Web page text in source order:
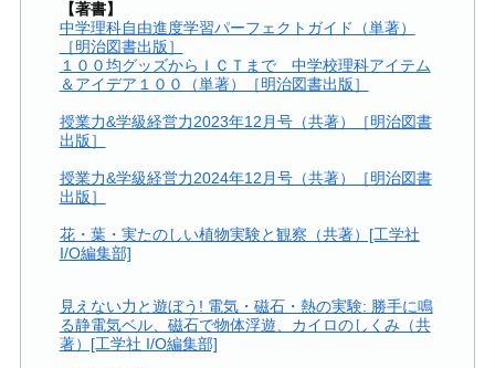
【著書】
中学理科自由進度学習パーフェクトガイド（単著）
［明治図書出版］
１００均グッズからＩＣＴまで 中学校理科アイテム
＆アイデア１００（単著）［明治図書出版］
授業力&学級経営力2023年12月号（共著）［明治図書
出版］
授業力&学級経営力2024年12月号（共著）［明治図書
出版］
花・葉・実たのしい植物実験と観察（共著）[工学社
I/O編集部]
見えない力と遊ぼう! 電気・磁石・熱の実験: 勝手に鳴
る静電気ベル、磁石で物体浮遊、カイロのしくみ（共
著）[工学社 I/O編集部]